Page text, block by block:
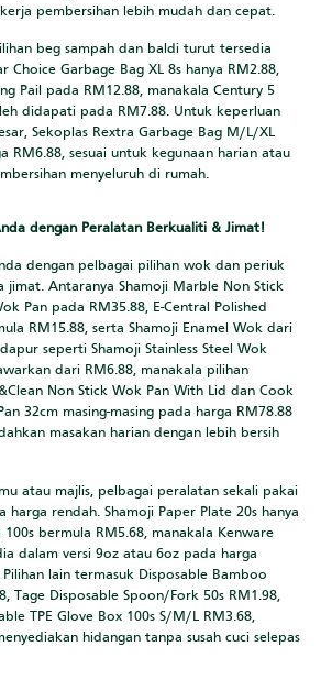
pembersihan lebih mudah dan cepat.
beg sampah dan baldi turut tersedia
Choice Garbage Bag XL 8s hanya RM2.88,
Pail pada RM12.88, manakala Century 5
didapati pada RM7.88. Untuk keperluan
Sekoplas Rextra Garbage Bag M/L/XL
RM6.88, sesuai untuk kegunaan harian atau
menyeluruh di rumah.
dengan Peralatan Berkualiti & Jimat!
dengan pelbagai pilihan wok dan periuk
jimat. Antaranya Shamoji Marble Non Stick
Pan pada RM35.88, E-Central Polished
RM15.88, serta Shamoji Enamel Wok dari
seperti Shamoji Stainless Steel Wok
dari RM6.88, manakala pilihan
Non Stick Wok Pan With Lid dan Cook
32cm masing-masing pada harga RM78.88
masakan harian dengan lebih bersih
atau majlis, pelbagai peralatan sekali pakai
harga rendah. Shamoji Paper Plate 20s hanya
100s bermula RM5.68, manakala Kenware
dalam versi 9oz atau 6oz pada harga
Pilihan lain termasuk Disposable Bamboo
Tage Disposable Spoon/Fork 50s RM1.98,
TPE Glove Box 100s S/M/L RM3.68,
hidangan tanpa susah cuci selepas